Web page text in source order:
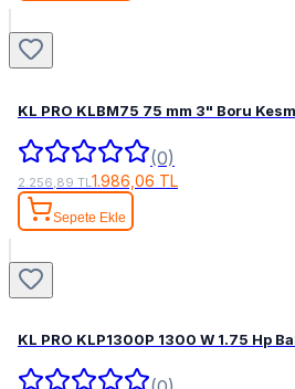
KL PRO KLBM75 75 mm 3" Boru
(0)
2.256,89 TL1.986,06 TL
Sepete Ekle
KL PRO KLP1300P 1300 W 1.75 Hp